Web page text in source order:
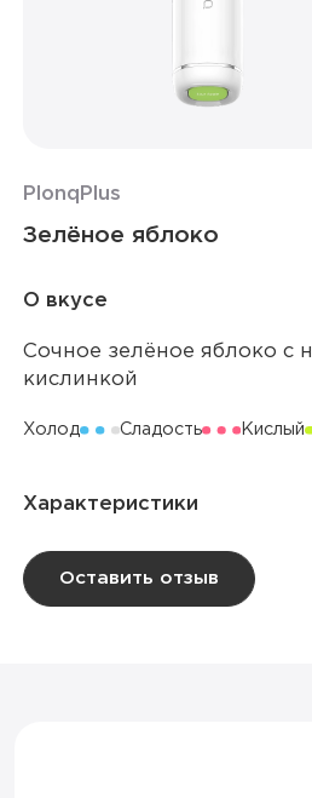
Plonq Plus
Зелёное яблоко
О вкусе
Сочное зелёное яблоко с
кислинкой
Холод Сладость Кислый
Характеристики
Количество затяжек
Оставить отзыв